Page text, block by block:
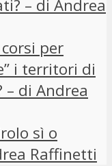
– di Andrea
per
i territori di
di Andrea
sì o
Raffinetti